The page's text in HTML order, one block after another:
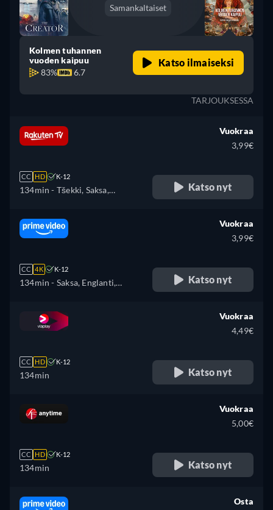
Samankaltaiset
Kolmen tuhannen
vuoden kaipuu
83%
6.7
Katso ilmaiseksi
TARJOUKSESSA
CC HD K-12
134min - Tšekki, Saksa,
Unkari, Italia, Puola, Ukraina
Vuokraa
3,99€
Katso nyt
CC 4K K-12
134min - Saksa, Englanti,
Puola
Vuokraa
3,99€
Katso nyt
CC HD K-12
134min
Vuokraa
4,49€
Katso nyt
CC HD K-12
134min
Vuokraa
5,00€
Katso nyt
Osta